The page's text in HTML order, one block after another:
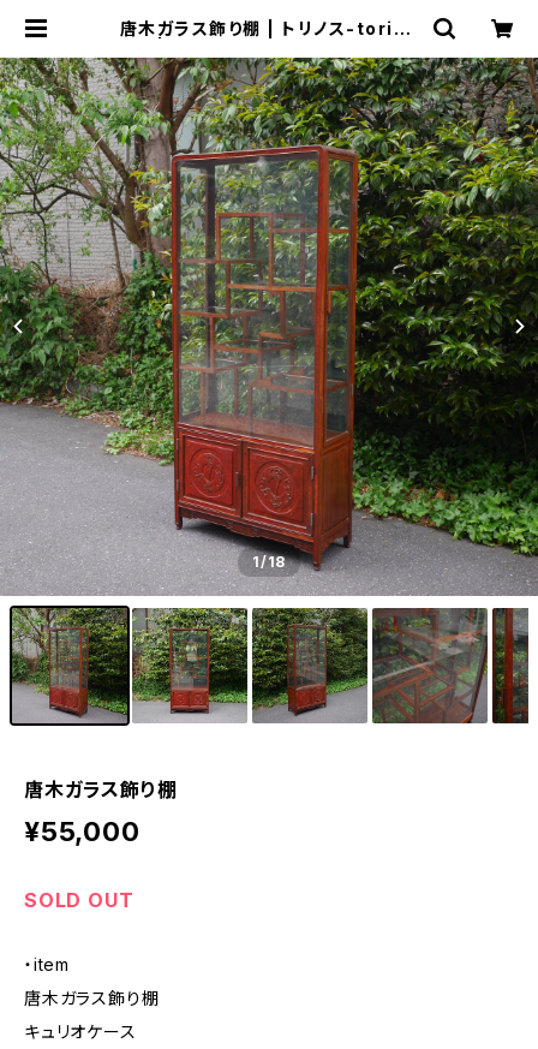
唐木ガラス飾り棚 | トリノス-torino
ップ・古着
1/18
唐木ガラス飾り棚
¥55,000
SOLD OUT
・item
唐木ガラス飾り棚
キュリオケース